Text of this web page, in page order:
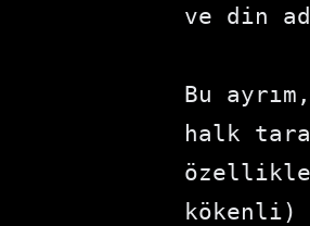
ve din
Bu
halk
kökenli)